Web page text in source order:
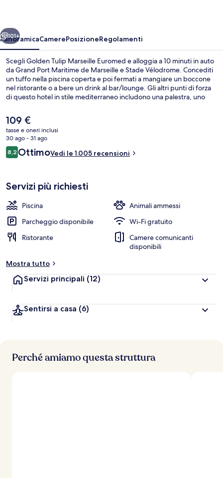
Avanti
101+
PanoramicaCamerePosizioneRegolamenti
Scegli Golden Tulip Marseille Euromed e alloggia a 10 minuti in auto
da Grand Port Maritime de Marseille e Stade Vélodrome. Concediti
un tuffo nella piscina coperta e poi fermati a mangiare un boccone
nel ristorante o a bere un drink al bar/lounge. Gli altri punti di forza
di questo hotel in stile mediterraneo includono una palestra, uno
personale gentile della struttura. Approfitta dei mezzi pubblici nelle
vicinanze: Stazione metro di National è a 12 min e Stazione metro di
Désirée Clary a 12 min a piedi.
Il
prezzo
attuale
è
109 €
109 €
tasse e oneri inclusi
30 ago - 31 ago
Recensioni
8,28,2 su 10
OttimoVedi le 1.005 recensioni
Servizi più richiesti
Piscina
Animali ammessi
Parcheggio disponibile
Wi-Fi gratuito
Ristorante
Camere comunicanti
disponibili
Mostra tutto
Servizi principali (12)
Sentirsi a casa (6)
Perché amiamo questa struttura